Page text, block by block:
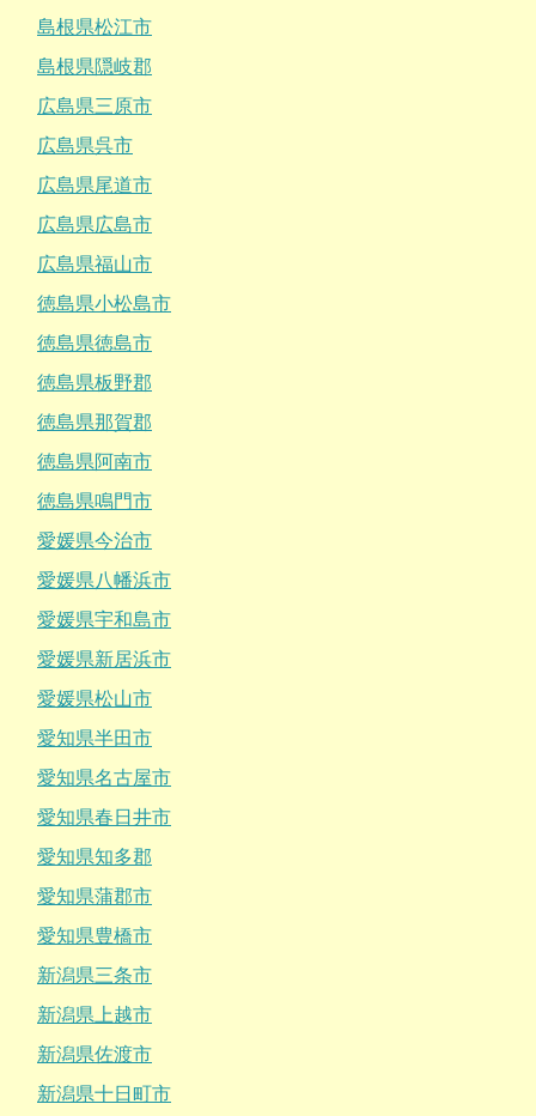
島根県松江市
島根県隠岐郡
広島県三原市
広島県呉市
広島県尾道市
広島県広島市
広島県福山市
徳島県小松島市
徳島県徳島市
徳島県板野郡
徳島県那賀郡
徳島県阿南市
徳島県鳴門市
愛媛県今治市
愛媛県八幡浜市
愛媛県宇和島市
愛媛県新居浜市
愛媛県松山市
愛知県半田市
愛知県名古屋市
愛知県春日井市
愛知県知多郡
愛知県蒲郡市
愛知県豊橋市
新潟県三条市
新潟県上越市
新潟県佐渡市
新潟県十日町市